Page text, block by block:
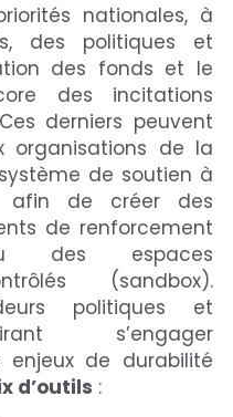
nationales, à
des politiques et
des fonds et le
des incitations
derniers peuvent
organisations de la
de soutien à
afin de créer des
de renforcement
des espaces
(sandbox).
politiques et
s’engager
de durabilité
d’outils :